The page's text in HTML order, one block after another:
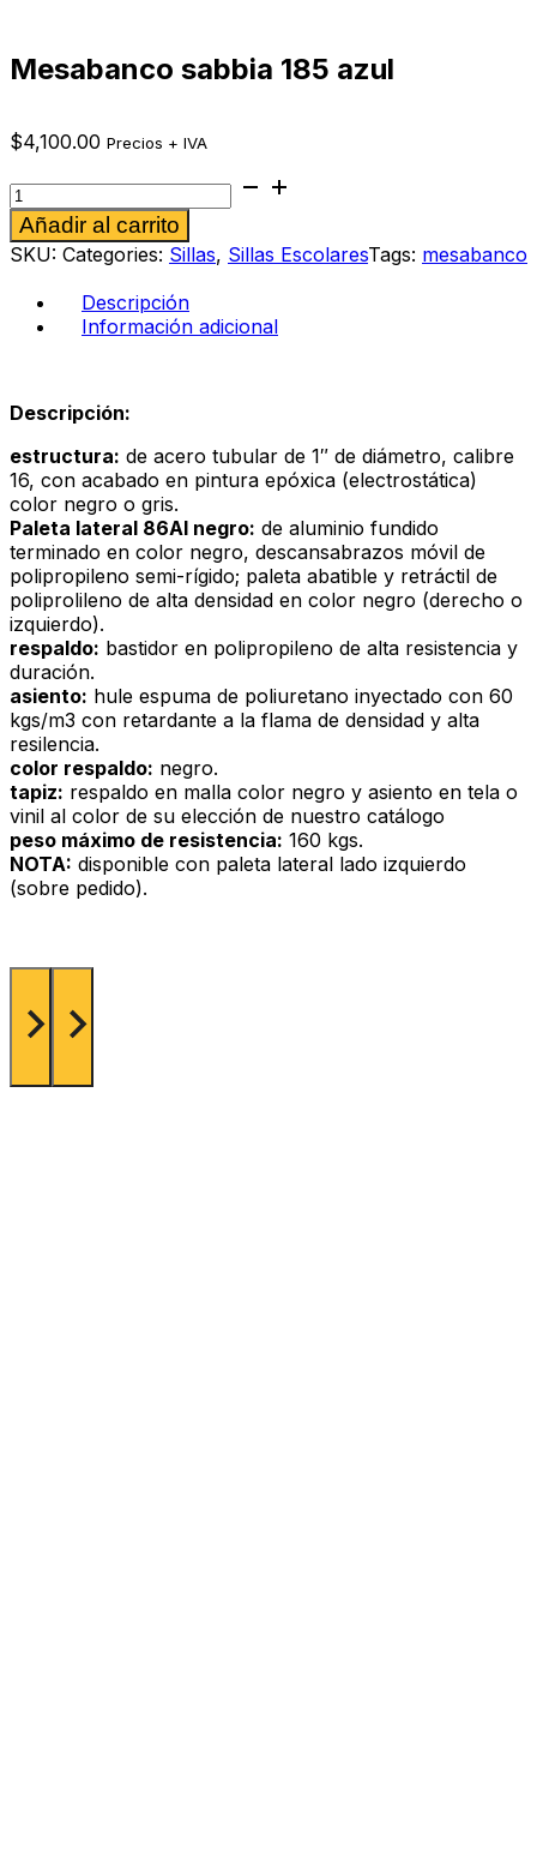
Mesabanco sabbia 185 azul
$4,100.00 Precios + IVA
Mesabanco
sabbia
185
azul
cantidad
Añadir al carrito
SKU: Categories: Sillas, Sillas EscolaresTags: mesabanco
Descripción
Información adicional
Descripción:
estructura: de acero tubular de 1″ de diámetro, calibre
16, con acabado en pintura epóxica (electrostática)
color negro o gris.
Paleta lateral 86Al negro: de aluminio fundido
terminado en color negro, descansabrazos móvil de
polipropileno semi-rígido; paleta abatible y retráctil de
poliprolileno de alta densidad en color negro (derecho o
izquierdo).
respaldo: bastidor en polipropileno de alta resistencia y
duración.
asiento: hule espuma de poliuretano inyectado con 60
kgs/m3 con retardante a la flama de densidad y alta
resilencia.
color respaldo: negro.
tapiz: respaldo en malla color negro y asiento en tela o
vinil al color de su elección de nuestro catálogo
peso máximo de resistencia: 160 kgs.
NOTA: disponible con paleta lateral lado izquierdo
(sobre pedido).